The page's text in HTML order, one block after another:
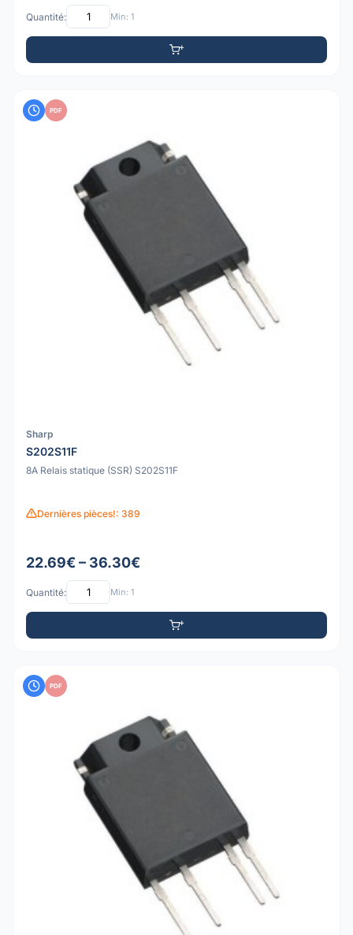
Quantité: Min: 1
PDF
Sharp
S202S11F
8A Relais statique (SSR) S202S11F
Dernières pièces!: 389
22.69€ – 36.30€
Quantité: Min: 1
PDF